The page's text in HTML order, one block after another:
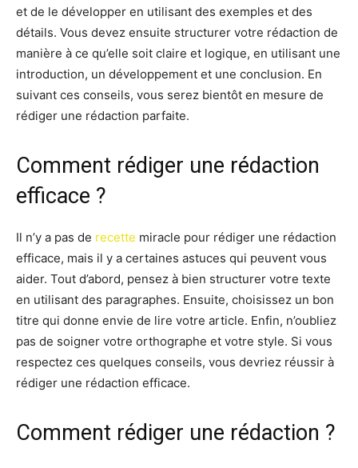
et de le développer en utilisant des exemples et des
détails. Vous devez ensuite structurer votre rédaction de
manière à ce qu’elle soit claire et logique, en utilisant une
introduction, un développement et une conclusion. En
suivant ces conseils, vous serez bientôt en mesure de
rédiger une rédaction parfaite.
Comment rédiger une rédaction
efficace ?
Il n’y a pas de recette miracle pour rédiger une rédaction
efficace, mais il y a certaines astuces qui peuvent vous
aider. Tout d’abord, pensez à bien structurer votre texte
en utilisant des paragraphes. Ensuite, choisissez un bon
titre qui donne envie de lire votre article. Enfin, n’oubliez
pas de soigner votre orthographe et votre style. Si vous
respectez ces quelques conseils, vous devriez réussir à
rédiger une rédaction efficace.
Comment rédiger une rédaction ?